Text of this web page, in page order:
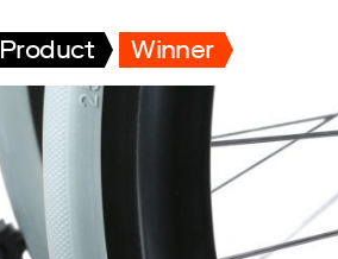
Product Winner